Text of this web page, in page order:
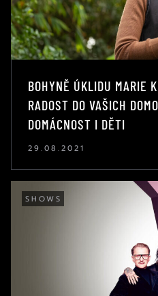
BOHYNĚ ÚKLIDU MARIE
RADOST DO VAŠICH
DOMÁCNOST I DĚTI
29.08.2021
SHOWS